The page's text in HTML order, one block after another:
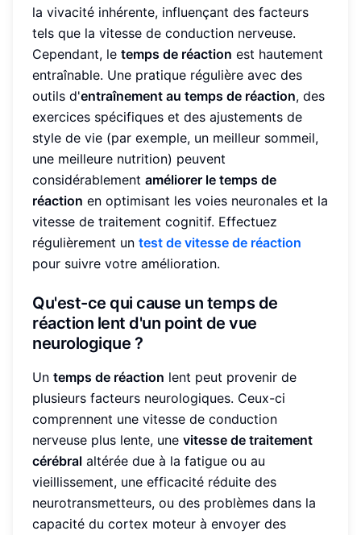
la vivacité inhérente, influençant des facteurs
tels que la vitesse de conduction nerveuse.
Cependant, le temps de réaction est hautement
entraînable. Une pratique régulière avec des
outils d'entraînement au temps de réaction, des
exercices spécifiques et des ajustements de
style de vie (par exemple, un meilleur sommeil,
une meilleure nutrition) peuvent
considérablement améliorer le temps de
réaction en optimisant les voies neuronales et la
vitesse de traitement cognitif. Effectuez
régulièrement un test de vitesse de réaction
pour suivre votre amélioration.
Qu'est-ce qui cause un temps de
réaction lent d'un point de vue
neurologique ?
Un temps de réaction lent peut provenir de
plusieurs facteurs neurologiques. Ceux-ci
comprennent une vitesse de conduction
nerveuse plus lente, une vitesse de traitement
cérébral altérée due à la fatigue ou au
vieillissement, une efficacité réduite des
neurotransmetteurs, ou des problèmes dans la
capacité du cortex moteur à envoyer des